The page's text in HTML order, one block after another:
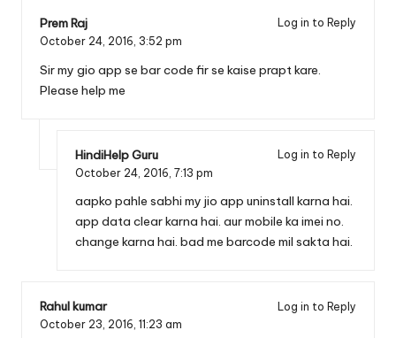
Prem Raj
Log in to Reply
October 24, 2016, 3:52 pm
Sir my gio app se bar code fir se kaise prapt kare.
Please help me
HindiHelp Guru
Log in to Reply
October 24, 2016, 7:13 pm
aapko pahle sabhi my jio app uninstall karna hai.
app data clear karna hai. aur mobile ka imei no.
change karna hai. bad me barcode mil sakta hai.
Rahul kumar
Log in to Reply
October 23, 2016, 11:23 am